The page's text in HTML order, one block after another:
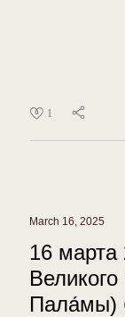
1
March 16, 2025
16
Великого
Пала́мы)